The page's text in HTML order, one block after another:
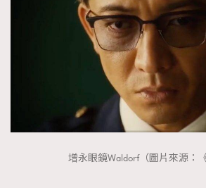
增永眼鏡Waldorf（圖片來源：《